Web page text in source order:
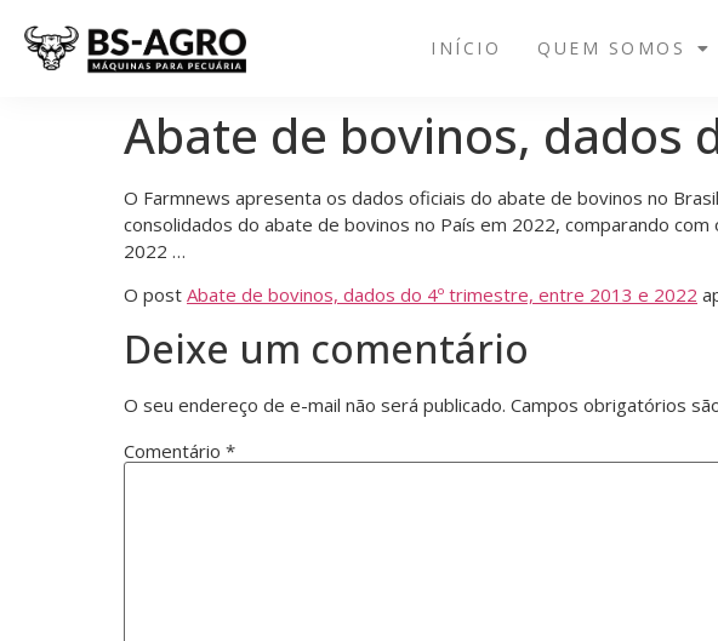
INÍCIO QUEM SOMOS
Abate de bovinos, dados
O Farmnews apresenta os dados oficiais do abate de bovinos no
consolidados do abate de bovinos no País em 2022, comparando
2022 …
O post Abate de bovinos, dados do 4º trimestre, entre 2013 e 2022
Deixe um comentário
O seu endereço de e-mail não será publicado. Campos obrigatórios
Comentário *